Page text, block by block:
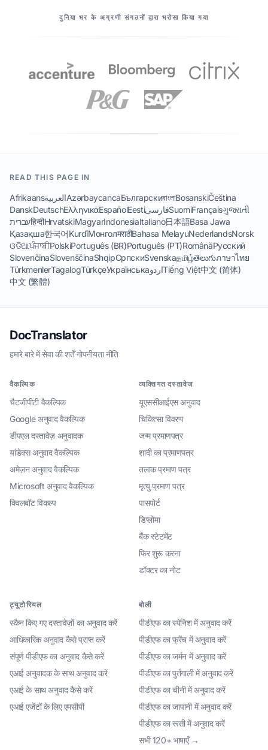
दुनिया भर के अग्रणी संगठनों द्वारा भरोसा किया गया
READ THIS PAGE IN
AfrikaansالعربيةAzərbaycancaБългарскиবাংলাBosanskiČeština
DanskDeutschΕλληνικάEspañolEestiفارسیSuomiFrançaisગુજરાતી
עבריתहिन्दीHrvatskiMagyarIndonesiaItaliano日本語Basa Jawa
Қазақша한국어KurdîМонголमराठीBahasa MelayuNederlandsNorsk
ଓଡିଆਪੰਜਾਬੀPolskiPortuguês (BR)Português (PT)RomânăРусский
SlovenčinaSlovenščinaShqipСрпскиSvenskaதமிழ்తెలుగుภาษาไทย
TürkmenlerTagalogTürkçeУкраїнськаاردوTiếng Việt中文 (简体)
中文 (繁體)
DocTranslator
हमारे बारे में·सेवा की शर्तें·गोपनीयता नीति
वैकल्पिक
चैटजीपीटी वैकल्पिक
Google अनुवाद वैकल्पिक
डीपएल दस्तावेज़ अनुवादक
यांडेक्स अनुवाद वैकल्पिक
अमेज़न अनुवाद वैकल्पिक
Microsoft अनुवाद वैकल्पिक
क्विलबॉट विकल्प
व्यक्तिगत दस्तावेज
यूएससीआईएस अनुवाद
चिकित्सा विवरण
जन्म प्रमाणपत्र
शादी का प्रमाणपत्र
तलाक प्रमाण पत्र
मृत्यु प्रमाण पत्र
पासपोर्ट
डिप्लोमा
बैंक स्टेटमेंट
फिर शुरू करना
डॉक्टर का नोट
ट्यूटोरियल
स्कैन किए गए दस्तावेज़ों का अनुवाद करें
आधिकारिक अनुवाद कैसे प्राप्त करें
संपूर्ण पीडीएफ का अनुवाद कैसे करें
एआई अनुवादक के साथ अनुवाद करें
एआई के साथ अनुवाद कैसे करें
एआई एजेंटों के लिए एमसीपी
बोली
पीडीएफ का स्पेनिश में अनुवाद करें
पीडीएफ का फ्रेंच में अनुवाद करें
पीडीएफ का जर्मन में अनुवाद करें
पीडीएफ का पुर्तगाली में अनुवाद करें
पीडीएफ का चीनी में अनुवाद करें
पीडीएफ का जापानी में अनुवाद करें
पीडीएफ का रूसी में अनुवाद करें
सभी 120+ भाषाएँ →